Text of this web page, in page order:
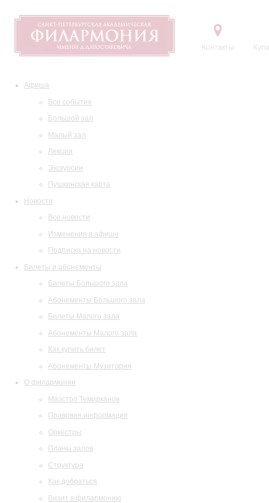
Контакты
Афиша
Все события
Большой зал
Малый зал
Лекции
Экскурсии
Пушкинская карта
Новости
Все новости
Изменения в афише
Подписка на новости
Билеты и абонементы
Билеты Большого зала
Абонементы Большого зала
Билеты Малого зала
Абонементы Малого зала
Как купить билет
Абонементы Музитория
О филармонии
Маэстро Темирканов
Правовая информация
Оркестры
Планы залов
Структура
Как добраться
Визит в филармонию